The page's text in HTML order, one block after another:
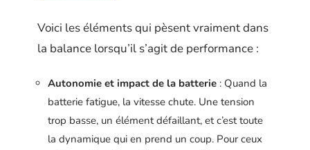
Voici les éléments qui pèsent vraiment dans
la balance lorsqu’il s’agit de performance :
Autonomie et impact de la batterie : Quand la
batterie fatigue, la vitesse chute. Une tension
trop basse, un élément défaillant, et c’est toute
la dynamique qui en prend un coup. Pour ceux